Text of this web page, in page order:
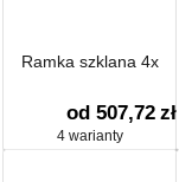
Ramka szklana 4x
od 507,72 zł
4 warianty